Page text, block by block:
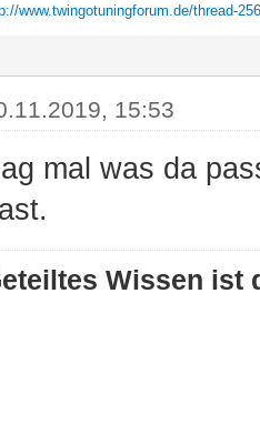
www.twingotuningforum.de/thread-
15:53
mal was da
Wissen ist